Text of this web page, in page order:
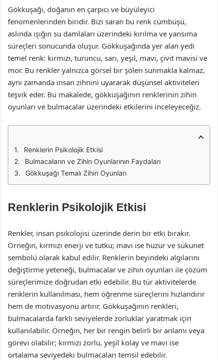
Gökkuşağı, doğanın en çarpıcı ve büyüleyici
fenomenlerinden biridir. Bizi saran bu renk cümbüşü,
aslında ışığın su damlaları üzerindeki kırılma ve yansıma
süreçleri sonucunda oluşur. Gökkuşağında yer alan yedi
temel renk: kırmızı, turuncu, sarı, yeşil, mavi, çivit mavisi ve
mor. Bu renkler yalnızca görsel bir şölen sunmakla kalmaz,
aynı zamanda insan zihnini uyararak düşünsel aktiviteleri
teşvik eder. Bu makalede, gökkuşağının renklerinin zihin
oyunları ve bulmacalar üzerindeki etkilerini inceleyeceğiz.
Renklerin Psikolojik Etkisi
Bulmacaların ve Zihin Oyunlarının Faydaları
Gökkuşağı Temalı Zihin Oyunları
Renklerin Psikolojik Etkisi
Renkler, insan psikolojisi üzerinde derin bir etki bırakır.
Örneğin, kırmızı enerji ve tutku; mavi ise huzur ve sükunet
sembolü olarak kabul edilir. Renklerin beyindeki algılarını
değiştirme yeteneği, bulmacalar ve zihin oyunları ile çözüm
süreçlerimize doğrudan etki edebilir. Bu tür aktivitelerde
renklerin kullanılması, hem öğrenme süreçlerini hızlandırır
hem de motivasyonu artırır. Gökkuşağının renkleri,
bulmacalarda farklı seviyelerde zorluklar yaratmak için
kullanılabilir. Örneğin, her bir rengin belirli bir anlamı veya
görevi olabilir; kırmızı zorlu, yeşil kolay ve mavi ise
ortalama seviyedeki bulmacaları temsil edebilir.